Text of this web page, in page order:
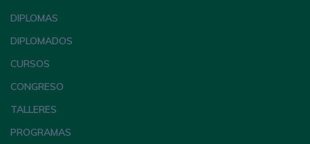
DIPLOMAS
DIPLOMADOS
CURSOS
CONGRESO
TALLERES
PROGRAMAS